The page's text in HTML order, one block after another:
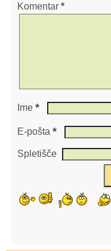
Komentar *
Ime *
E-pošta *
Spletišče